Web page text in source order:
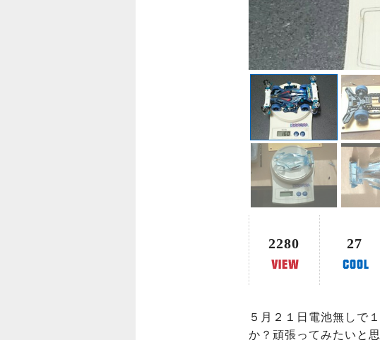
2280 27
５月２１日電池無しで
か？頑張ってみたいと